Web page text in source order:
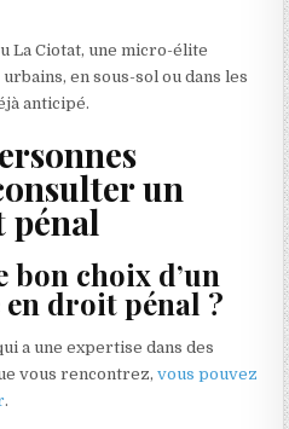
La Ciotat, une micro-élite
en sous-sol ou dans les
anticipé.
un
pénal
bon choix d’un
en droit pénal ?
a une expertise dans des
vous rencontrez,vous pouvez
.